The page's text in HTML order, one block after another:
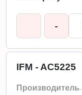
-
IFM - AC5225
Производитель